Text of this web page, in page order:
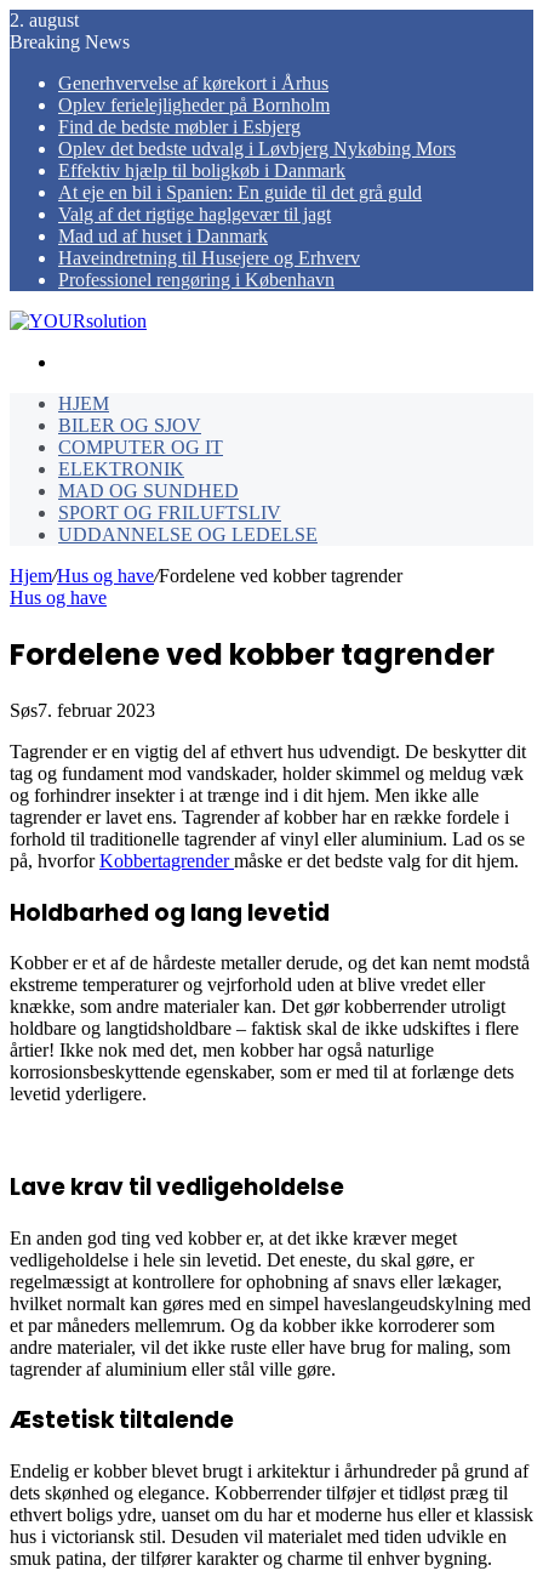
2. august
Breaking News
Generhvervelse af kørekort i Århus
Oplev ferielejligheder på Bornholm
Find de bedste møbler i Esbjerg
Oplev det bedste udvalg i Løvbjerg Nykøbing Mors
Effektiv hjælp til boligkøb i Danmark
At eje en bil i Spanien: En guide til det grå guld
Valg af det rigtige haglgevær til jagt
Mad ud af huset i Danmark
Haveindretning til Husejere og Erhverv
Professionel rengøring i København
HJEM
BILER OG SJOV
COMPUTER OG IT
ELEKTRONIK
MAD OG SUNDHED
SPORT OG FRILUFTSLIV
UDDANNELSE OG LEDELSE
Hjem/Hus og have/Fordelene ved kobber tagrender
Hus og have
Fordelene ved kobber tagrender
Søs7. februar 2023
Tagrender er en vigtig del af ethvert hus udvendigt. De beskytter dit
tag og fundament mod vandskader, holder skimmel og meldug væk
og forhindrer insekter i at trænge ind i dit hjem. Men ikke alle
tagrender er lavet ens. Tagrender af kobber har en række fordele i
forhold til traditionelle tagrender af vinyl eller aluminium. Lad os se
på, hvorforKobbertagrendermåske er det bedste valg for dit hjem.
Holdbarhed og lang levetid
Kobber er et af de hårdeste metaller derude, og det kan nemt modstå
ekstreme temperaturer og vejrforhold uden at blive vredet eller
knække, som andre materialer kan. Det gør kobberrender utroligt
holdbare og langtidsholdbare – faktisk skal de ikke udskiftes i flere
årtier! Ikke nok med det, men kobber har også naturlige
korrosionsbeskyttende egenskaber, som er med til at forlænge dets
levetid yderligere.
Lave krav til vedligeholdelse
En anden god ting ved kobber er, at det ikke kræver meget
vedligeholdelse i hele sin levetid. Det eneste, du skal gøre, er
regelmæssigt at kontrollere for ophobning af snavs eller lækager,
hvilket normalt kan gøres med en simpel haveslangeudskylning med
et par måneders mellemrum. Og da kobber ikke korroderer som
andre materialer, vil det ikke ruste eller have brug for maling, som
tagrender af aluminium eller stål ville gøre.
Æstetisk tiltalende
Endelig er kobber blevet brugt i arkitektur i århundreder på grund af
dets skønhed og elegance. Kobberrender tilføjer et tidløst præg til
ethvert boligs ydre, uanset om du har et moderne hus eller et klassisk
hus i victoriansk stil. Desuden vil materialet med tiden udvikle en
smuk patina, der tilfører karakter og charme til enhver bygning.